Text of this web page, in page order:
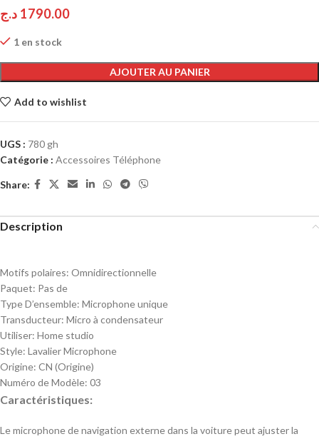
1790.00 د.ج
1 en stock
AJOUTER AU PANIER
Add to wishlist
UGS : 780 gh
Catégorie : Accessoires Téléphone
Share:
Description
Motifs polaires: Omnidirectionnelle
Paquet: Pas de
Type D’ensemble: Microphone unique
Transducteur: Micro à condensateur
Utiliser: Home studio
Style: Lavalier Microphone
Origine: CN (Origine)
Numéro de Modèle: 03
Caractéristiques:
Le microphone de navigation externe dans la voiture peut ajuster la